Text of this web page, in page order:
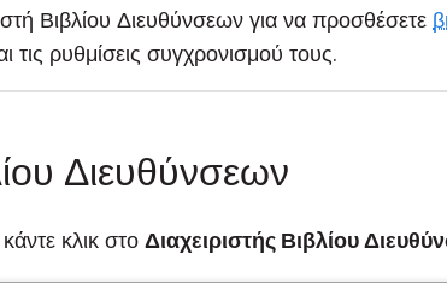
Βιβλίου Διευθύνσεων για να προσθέσετε
τις ρυθμίσεις συγχρονισμού τους.
Διευθύνσεων
κάντε κλικ στοΔιαχειριστής Βιβλίου